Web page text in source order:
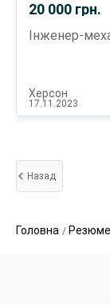
автокомплектующих
5 человек Технолог: трафаретная печать и др.
полиграфич. процессы
20 000 грн.
Інженер-
Херсон
17.11.2023
Назад
Головна